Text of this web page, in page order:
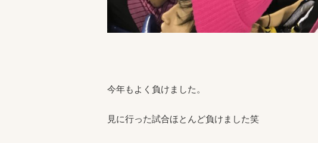
今年もよく負けました。
見に行った試合ほとんど負けました笑